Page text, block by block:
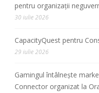
pentru organizații
30 iulie 2026
CapacityQuest pentru
29 iulie 2026
Gamingul întâlnește
Connector organizat la